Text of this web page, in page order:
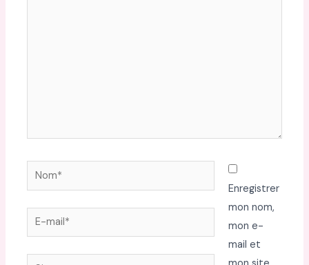
Nom*
E-
mail*
Enregistrer
mon nom,
mon e-
mail et